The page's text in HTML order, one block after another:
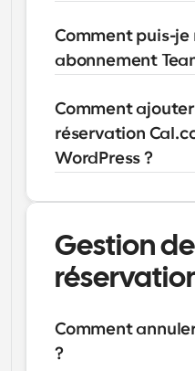
Comment puis-je
abonnement
Comment
réservation
WordPress ?
Gestion
Comment
?